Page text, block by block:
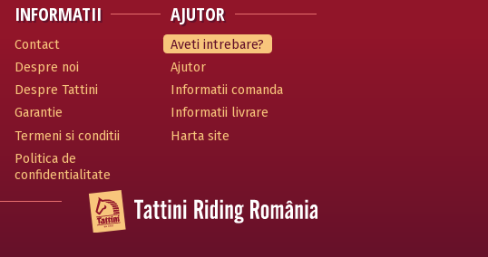
INFORMATII
Contact
Despre noi
Despre Tattini
Garantie
Termeni si conditii
Politica de
confidentialitate
AJUTOR
Aveti intrebare?
Ajutor
Informatii comanda
Informatii livrare
Harta site